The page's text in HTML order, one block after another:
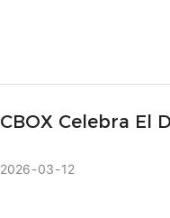
CBOX Celebra El
2026 03 12